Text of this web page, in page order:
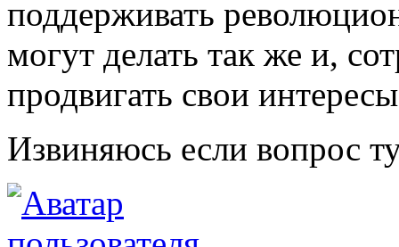
поддерживать
могут делать так же и,
продвигать свои
Извиняюсь если вопрос